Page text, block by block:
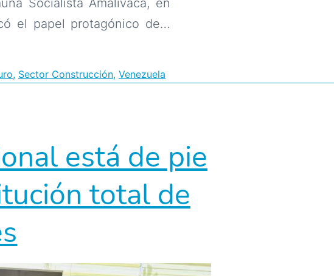
el papel protagónico de…
, Sector Construcción, Venezuela
está de pie
total de